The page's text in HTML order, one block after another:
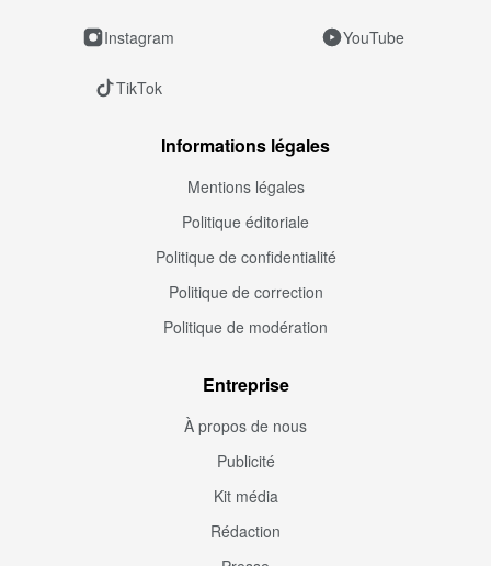
Instagram YouTube
TikTok
Informations légales
Mentions légales
Politique éditoriale
Politique de confidentialité
Politique de correction
Politique de modération
Entreprise
À propos de nous
Publicité
Kit média
Rédaction